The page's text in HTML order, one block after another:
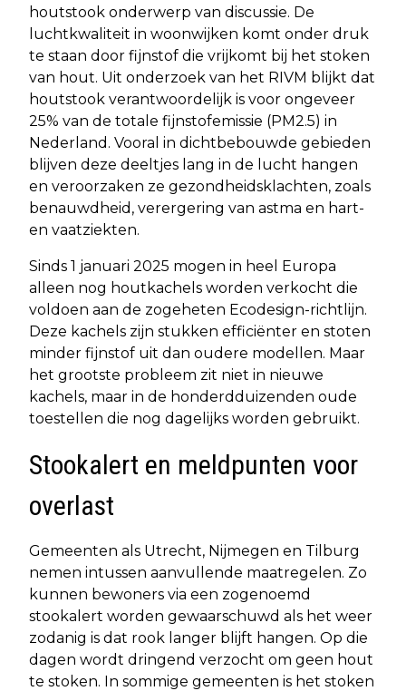
houtstook onderwerp van discussie. De
luchtkwaliteit in woonwijken komt onder druk
te staan door fijnstof die vrijkomt bij het stoken
van hout. Uit onderzoek van het RIVM blijkt dat
houtstook verantwoordelijk is voor ongeveer
25% van de totale fijnstofemissie (PM2.5) in
Nederland. Vooral in dichtbebouwde gebieden
blijven deze deeltjes lang in de lucht hangen
en veroorzaken ze gezondheidsklachten, zoals
benauwdheid, verergering van astma en hart-
en vaatziekten.
Sinds 1 januari 2025 mogen in heel Europa
alleen nog houtkachels worden verkocht die
voldoen aan de zogeheten Ecodesign-richtlijn.
Deze kachels zijn stukken efficiënter en stoten
minder fijnstof uit dan oudere modellen. Maar
het grootste probleem zit niet in nieuwe
kachels, maar in de honderdduizenden oude
toestellen die nog dagelijks worden gebruikt.
Stookalert en meldpunten voor
overlast
Gemeenten als Utrecht, Nijmegen en Tilburg
nemen intussen aanvullende maatregelen. Zo
kunnen bewoners via een zogenoemd
stookalert worden gewaarschuwd als het weer
zodanig is dat rook langer blijft hangen. Op die
dagen wordt dringend verzocht om geen hout
te stoken. In sommige gemeenten is het stoken